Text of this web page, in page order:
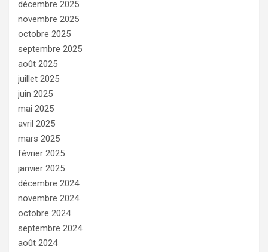
décembre 2025
novembre 2025
octobre 2025
septembre 2025
août 2025
juillet 2025
juin 2025
mai 2025
avril 2025
mars 2025
février 2025
janvier 2025
décembre 2024
novembre 2024
octobre 2024
septembre 2024
août 2024